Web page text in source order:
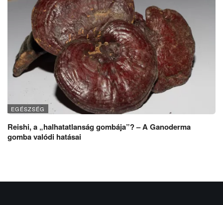
EGÉSZSÉG
Reishi, a „halhatatlanság gombája”? – A Ganoderma
gomba valódi hatásai